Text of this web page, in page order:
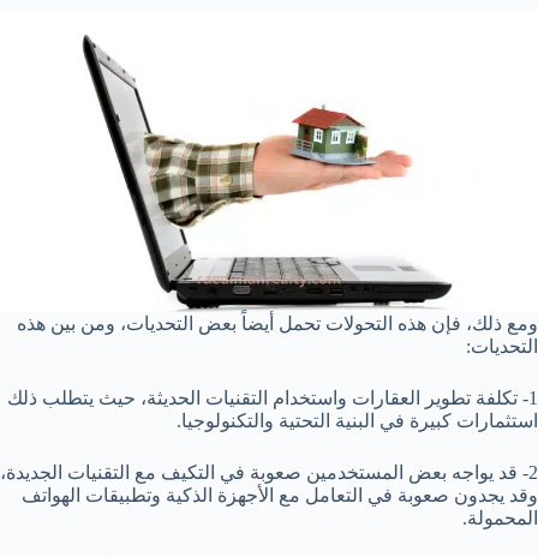
ومع ذلك، فإن هذه التحولات تحمل أيضاً بعض التحديات، ومن بين هذه
التحديات:
1- تكلفة تطوير العقارات واستخدام التقنيات الحديثة، حيث يتطلب ذلك
استثمارات كبيرة في البنية التحتية والتكنولوجيا.
2- قد يواجه بعض المستخدمين صعوبة في التكيف مع التقنيات الجديدة،
وقد يجدون صعوبة في التعامل مع الأجهزة الذكية وتطبيقات الهواتف
المحمولة.